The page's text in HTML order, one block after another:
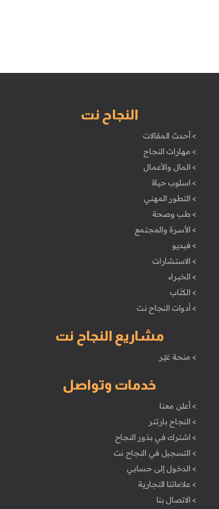
النجاح نت
> أحدث المقالات
> مهارات النجاح
> المال والأعمال
> اسلوب حياة
> التطور المهني
> طب وصحة
> الأسرة والمجتمع
> فيديو
> الاستشارات
> الخبراء
> الكتَاب
> أدوات النجاح نت
مشاريع النجاح نت
> منحة غيّر
خدمات وتواصل
> أعلن معنا
> النجاح بارتنر
> اشترك في بذور النجاح
> التسجيل في النجاح نت
> الدخول إلى حسابي
> علاماتنا التجارية
> الاتصال بنا